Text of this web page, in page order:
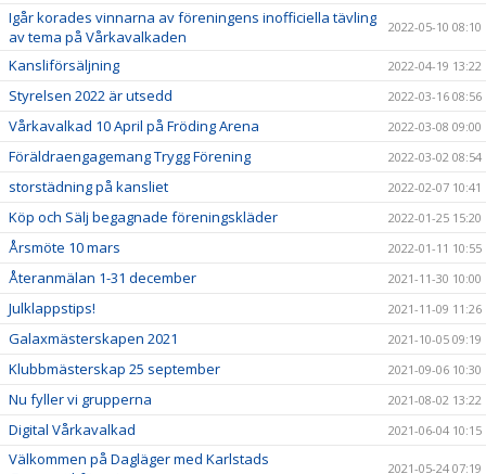
Igår korades vinnarna av föreningens inofficiella tävling
av tema på Vårkavalkaden
2022-05-10 08:10
Kansliförsäljning 2022-04-19 13:22
Styrelsen 2022 är utsedd 2022-03-16 08:56
Vårkavalkad 10 April på Fröding Arena 2022-03-08 09:00
Föräldraengagemang Trygg Förening 2022-03-02 08:54
storstädning på kansliet 2022-02-07 10:41
Köp och Sälj begagnade föreningskläder 2022-01-25 15:20
Årsmöte 10 mars 2022-01-11 10:55
Återanmälan 1-31 december 2021-11-30 10:00
Julklappstips! 2021-11-09 11:26
Galaxmästerskapen 2021 2021-10-05 09:19
Klubbmästerskap 25 september 2021-09-06 10:30
Nu fyller vi grupperna 2021-08-02 13:22
Digital Vårkavalkad 2021-06-04 10:15
Välkommen på Dagläger med Karlstads
2021-05-24 07:19